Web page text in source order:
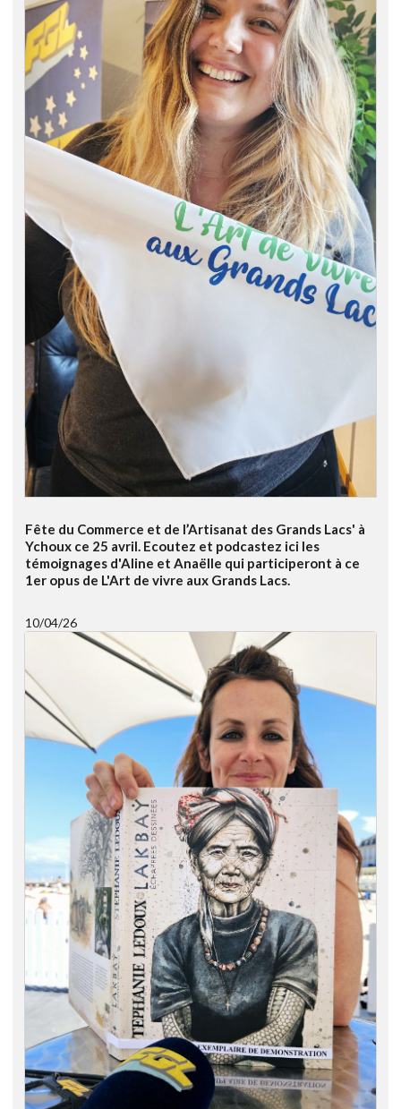
Fête du Commerce et de l’Artisanat des Grands Lacs' à
Ychoux ce 25 avril. Ecoutez et podcastez ici les
témoignages d'Aline et Anaëlle qui participeront à ce
1er opus de L'Art de vivre aux Grands Lacs.
10/04/26